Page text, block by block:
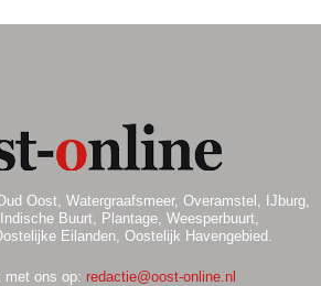
Oost, Watergraafsmeer, Overamstel, IJburg,
Buurt, Plantage, Weesperbuurt,
Eilanden, Oostelijk Havengebied.
met ons op: redactie@oost-online.nl